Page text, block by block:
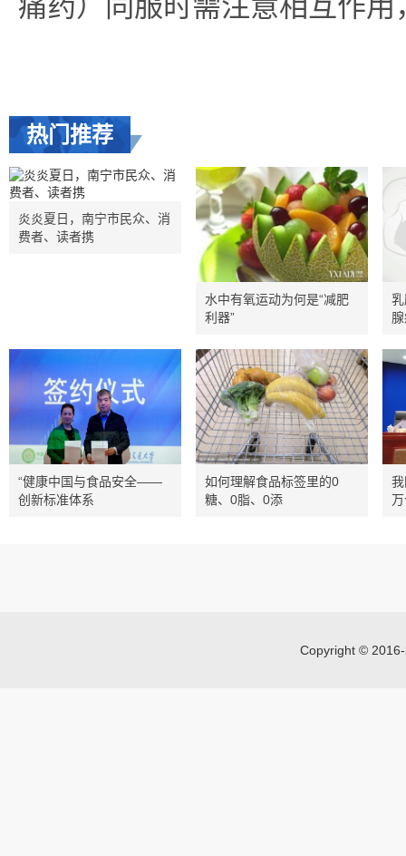
热门推荐
炎炎夏日，南宁市民众、消
费者、读者携
水中有氧运动为何是“减肥
利器”
“健康中国与食品安全——
创新标准体系
如何理解食品标签里的0
糖、0脂、0添
Copyright ©